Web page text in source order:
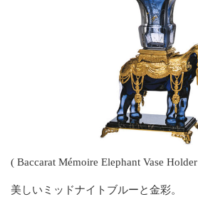
( Baccarat Mémoire Elephant Vase
美しいミッドナイトブルーと金彩。